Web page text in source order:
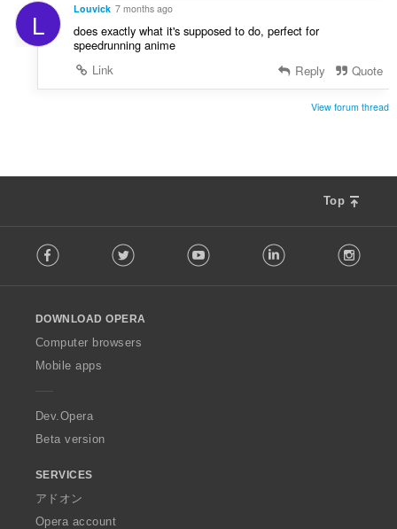
L Louvick 7 months ago
does exactly what it's supposed to do, perfect for
speedrunning anime
Link
Reply Quote
View forum thread
Top
o
w
O
p
a
Facebook Twitter Youtube LinkedIn
DOWNLOAD OPERA
Computer browsers
Mobile apps
Dev.Opera
Beta version
SERVICES
アドオン
Opera account